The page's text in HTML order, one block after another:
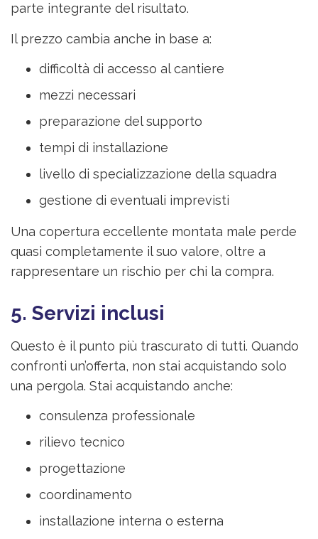
parte integrante del risultato.
Il prezzo cambia anche in base a:
difficoltà di accesso al cantiere
mezzi necessari
preparazione del supporto
tempi di installazione
livello di specializzazione della squadra
gestione di eventuali imprevisti
Una copertura eccellente montata male perde
quasi completamente il suo valore, oltre a
rappresentare un rischio per chi la compra.
5. Servizi inclusi
Questo è il punto più trascurato di tutti. Quando
confronti un’offerta, non stai acquistando solo
una pergola. Stai acquistando anche:
consulenza professionale
rilievo tecnico
progettazione
coordinamento
installazione interna o esterna